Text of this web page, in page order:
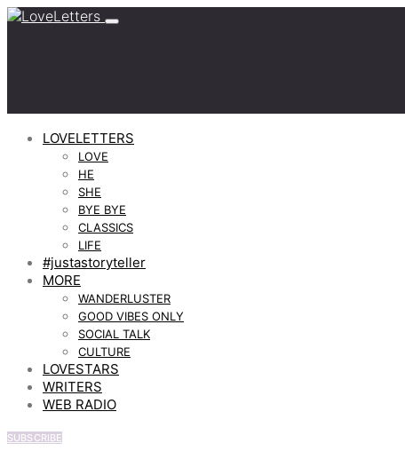
LOVELETTERS
LOVE
HE
SHE
BYE BYE
CLASSICS
LIFE
#justastoryteller
MORE
WANDERLUSTER
GOOD VIBES ONLY
SOCIAL TALK
CULTURE
LOVESTARS
WRITERS
WEB RADIO
SUBSCRIBE